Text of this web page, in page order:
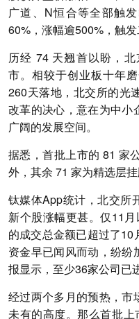
广道、N恒合等全部触
60%，涨幅逾500%，触发
历经 74 天翘首以盼，
市。相较于创业板十年
260天落地， 北交所的光
改革的决心，意在为中小
广阔的发展空间。
据悉，首批上市的 81 家
外，其余 71 家为精选层挂
钛媒体App统计，北交所
新个股涨幅更甚。仅11
的成交总金额已超过了
资金早已闻风而动，纷
报显示，至少36家公司已
经过两个多月的预热，市
未有的高度。那么首批